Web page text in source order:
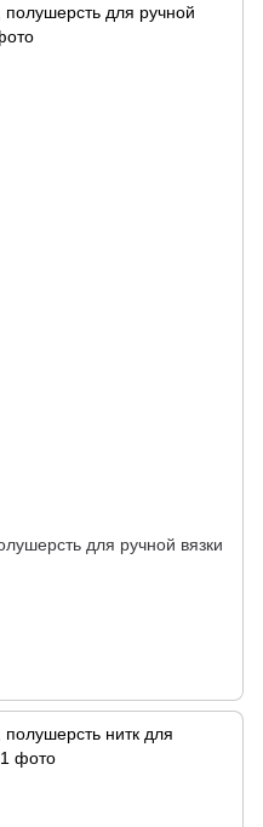
для ручной вязки